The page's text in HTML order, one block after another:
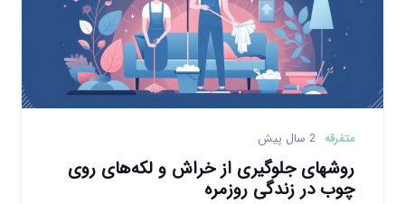
متفرقه 2 سال پیش
روشهای جلوگیری از خراش و لکه‌های روی
چوب در زندگی روزمره